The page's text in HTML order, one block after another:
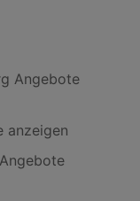
Angebote
anzeigen